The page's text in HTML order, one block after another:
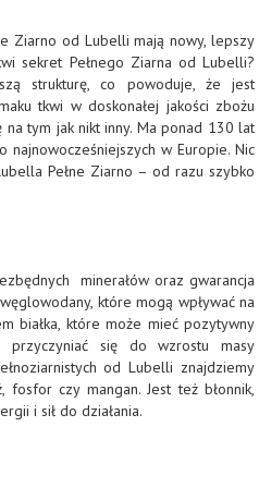
Ziarno od Lubelli mają nowy, lepszy
sekret Pełnego Ziarna od Lubelli?
strukturę, co powoduje, że jest
tkwi w doskonałej jakości zbożu
tym jak nikt inny. Ma ponad 130 lat
w Europie. Nic
Pełne Ziarno – od razu szybko
minerałów oraz gwarancja
które mogą wpływać na
białka, które może mieć pozytywny
przyczyniać się do wzrostu masy
od Lubelli znajdziemy
czy mangan. Jest też błonnik,
i sił do działania.